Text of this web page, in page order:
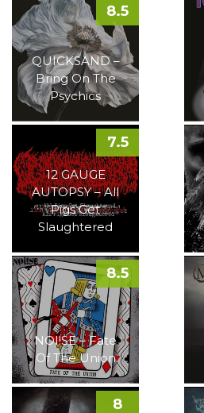
QUICKSAND –
Bring On The
Psychics
8.5
12 GAUGE
AUTOPSY – All
Pigs Get
Slaughtered
7.5
NOI!SE – Fate
Of The Union
8.5
8